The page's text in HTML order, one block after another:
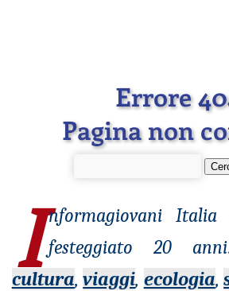
Errore
Pagina non
I nformagiovaniItalia
festeggiato 20
cultura,viaggi, ecologia,